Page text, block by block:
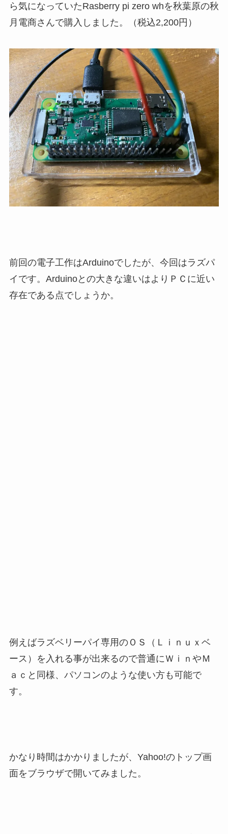
ら気になっていたRasberry pi zero whを秋葉原の秋
月電商さんで購入しました。（税込2,200円）
前回の電子工作はArduinoでしたが、今回はラズパ
イです。Arduinoとの大きな違いはよりＰＣに近い
存在である点でしょうか。
例えばラズベリーパイ専用のＯＳ（Ｌｉｎｕｘベ
ース）を入れる事が出来るので普通にＷｉｎやＭ
ａｃと同様、パソコンのような使い方も可能で
す。
かなり時間はかかりましたが、Yahoo!のトップ画
面をブラウザで開いてみました。